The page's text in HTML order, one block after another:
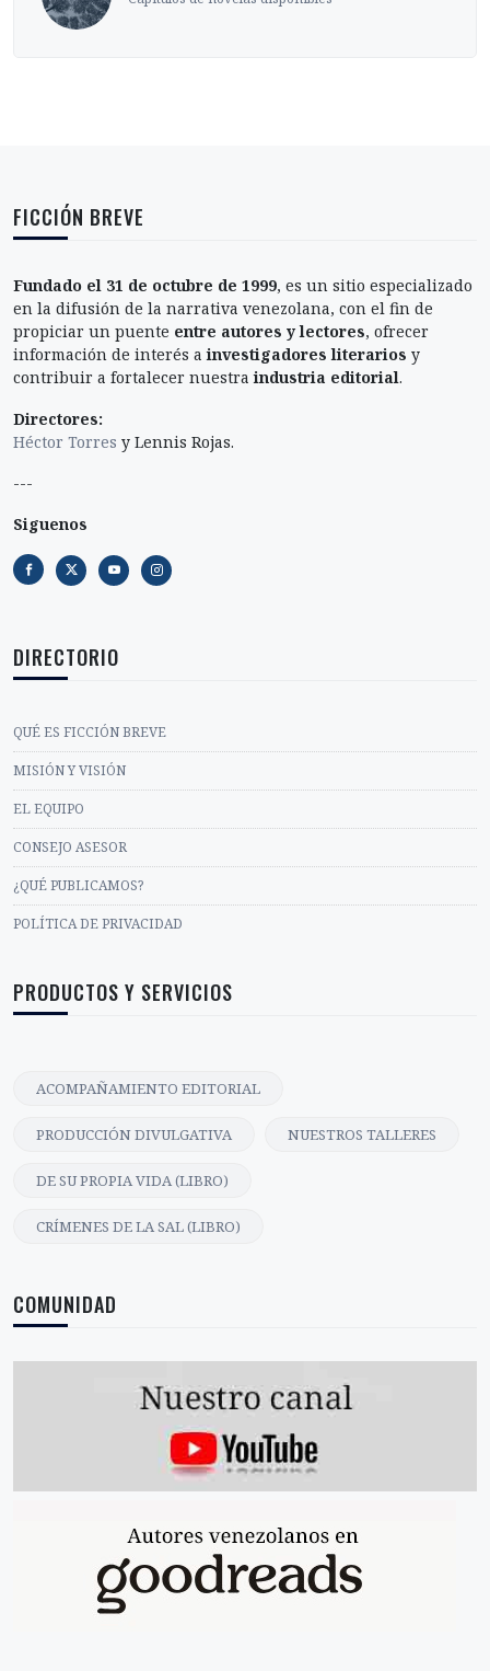
FICCIÓN BREVE
Fundado el 31 de octubre de 1999, es un sitio especializado
en la difusión de la narrativa venezolana, con el fin de
propiciar un puente entre autores y lectores, ofrecer
información de interés ainvestigadores literarios y
contribuir a fortalecer nuestraindustria editorial.
Directores:
Héctor Torres y Lennis Rojas.
---
Siguenos
DIRECTORIO
QUÉ ES FICCIÓN BREVE
MISIÓN Y VISIÓN
EL EQUIPO
CONSEJO ASESOR
¿QUÉ PUBLICAMOS?
POLÍTICA DE PRIVACIDAD
PRODUCTOS Y SERVICIOS
ACOMPAÑAMIENTO EDITORIAL
PRODUCCIÓN DIVULGATIVA NUESTROS TALLERES
DE SU PROPIA VIDA (LIBRO)
CRÍMENES DE LA SAL (LIBRO)
COMUNIDAD